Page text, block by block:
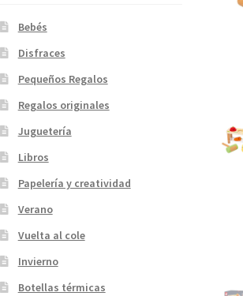
Bebés
Disfraces
Pequeños Regalos
Regalos originales
Juguetería
Libros
Papelería y creatividad
Verano
Vuelta al cole
Invierno
Botellas térmicas